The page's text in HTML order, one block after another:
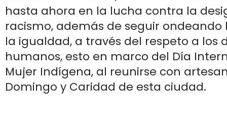
hasta ahora en la lucha contra la
racismo, además de seguir
la igualdad, a través del respeto a los
humanos, esto en marco del Día
Mujer Indígena, al reunirse con
Domingo y Caridad de esta ciudad.